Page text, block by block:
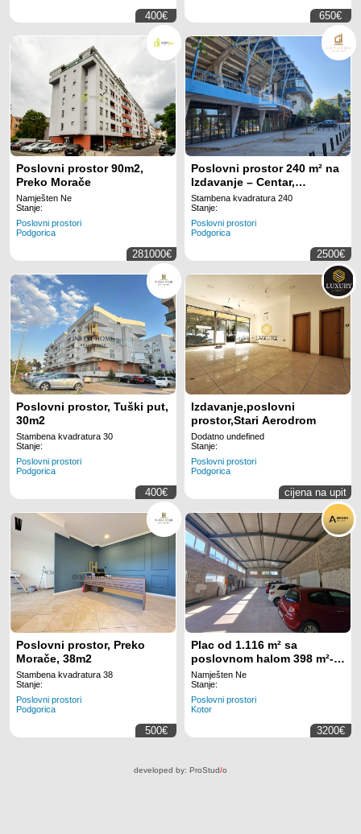
400€ 650€
Poslovni prostor 90m2,
Preko Morače
Namješten Ne
Stanje:
Poslovni prostori
Podgorica
281000€
Poslovni prostor 240 m² na
Izdavanje – Centar,
Podgorica
Stambena kvadratura 240
Stanje:
Poslovni prostori
Podgorica
2500€
Poslovni prostor, Tuški put,
30m2
Stambena kvadratura 30
Stanje:
Poslovni prostori
Podgorica
400€
Izdavanje,poslovni
prostor,Stari Aerodrom
Dodatno undefined
Stanje:
Poslovni prostori
Podgorica
cijena na upit
Poslovni prostor, Preko
Morače, 38m2
Stambena kvadratura 38
Stanje:
Poslovni prostori
Podgorica
500€
Plac od 1.116 m² sa
poslovnom halom 398 m²-
Kotor (na duzi period)
Namješten Ne
Stanje:
Poslovni prostori
Kotor
3200€
developed by: ProStud/o